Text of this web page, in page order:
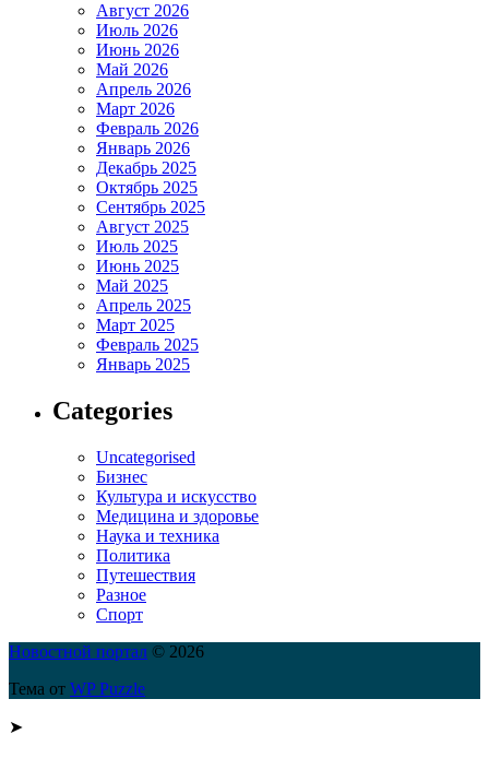
Август 2026
Июль 2026
Июнь 2026
Май 2026
Апрель 2026
Март 2026
Февраль 2026
Январь 2026
Декабрь 2025
Октябрь 2025
Сентябрь 2025
Август 2025
Июль 2025
Июнь 2025
Май 2025
Апрель 2025
Март 2025
Февраль 2025
Январь 2025
Categories
Uncategorised
Бизнес
Культура и искусство
Медицина и здоровье
Наука и техника
Политика
Путешествия
Разное
Спорт
Новостной портал © 2026
Тема от WP Puzzle
➤